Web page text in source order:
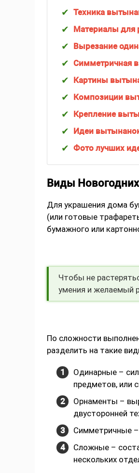
Техника
Материалы для
Вырезание
Симметричная
Картины
Композиции
Крепление
Идеи
Фото лучших
Виды
Для украшения дома
(или готовые
бумажного или
Чтобы не
умения и желаемый
По сложности
разделить на такие
Одинарные –
предметов, или
Орнаменты –
двусторонней
Симметричные –
Сложные –
нескольких